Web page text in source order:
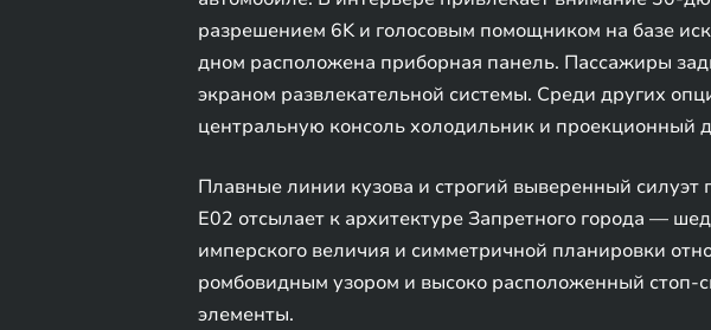
разрешением 6K и голосовым помощником на базе
дном расположена приборная панель. Пассажиры
экраном развлекательной системы. Среди других
центральную консоль холодильник и проекционный
Плавные линии кузова и строгий выверенный
E02 отсылает к архитектуре Запретного города —
имперского величия и симметричной планировки
ромбовидным узором и высоко расположенный стоп-
элементы.